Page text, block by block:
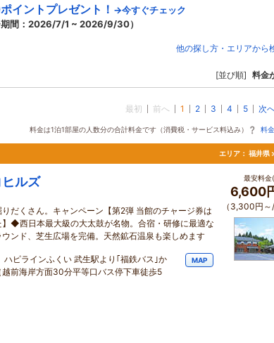
イントプレゼント！ →今すぐチェック
期間：2026/7/1 ~ 2026/9/30）
他の探し方・エリアから
[並び順] 料金
最初 前へ 1 2 3 4 5 次
料金は1泊1部屋の人数分の合計料金です（消費税・サービス料込み） 料
エリア： 福井県
ルズ
だくさん。キャンペーン【第2弾 当館のチャージ券は
】◆西日本最大級の大太鼓が名物。合宿・研修に最適な
ンド、芝生広場を完備。天然鉱石温泉も楽しめます
ハピラインふくい 武生駅より｢福鉄バス｣か
前海岸方面30分平等口バス停下車徒歩5
MAP
最安料金
6,600
（3,300円～/